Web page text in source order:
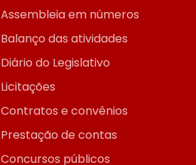
Assembleia em números
Balanço das atividades
Diário do Legislativo
Licitações
Contratos e convênios
Prestação de contas
Concursos públicos